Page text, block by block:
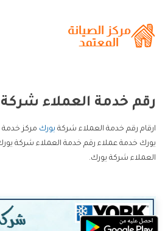
رقم خدمة العملاء شركة
ارقام رقم خدمة العملاء شركة يورك مركز
يورك خدمة عملاء رقم خدمة العملاء شركة
العملاء شركة يورك.